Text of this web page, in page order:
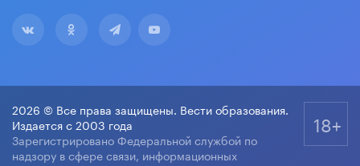
2026 © Все права защищены. Вести образования.
Издается с 2003 года
Зарегистрировано Федеральной службой по
надзору в сфере связи, информационных
18+